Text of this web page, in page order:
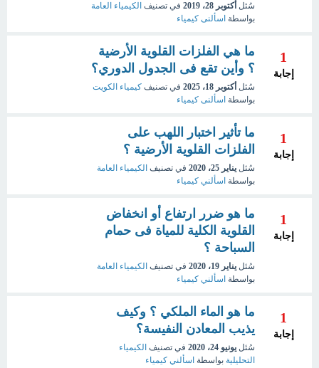
سُئل أكتوبر 28، 2019 في تصنيف الكيمياء العامة
بواسطة اسألنى كيمياء
1
إجابة
ما هي الفلزات القلوية الأرضية
؟ وأين تقع فى الجدول الدوري؟
سُئل أكتوبر 18، 2025 في تصنيف كيمياء الكويت
بواسطة اسألنى كيمياء
1
إجابة
ما تأثير اختبار اللهب على
الفلزات القلوية الأرضية ؟
سُئل يناير 25، 2020 في تصنيف الكيمياء العامة
بواسطة اسألني كيمياء
1
إجابة
ما هو ضرر ارتفاع أو انخفاض
القلوية الكلية للمياة فى حمام
السباحة ؟
سُئل يناير 19، 2020 في تصنيف الكيمياء العامة
بواسطة اسألني كيمياء
1
إجابة
ما هو الماء الملكي ؟ وكيف
يذيب المعادن النفيسة؟
سُئل يونيو 24، 2020 في تصنيف الكيمياء
التحليلية بواسطة اسألني كيمياء